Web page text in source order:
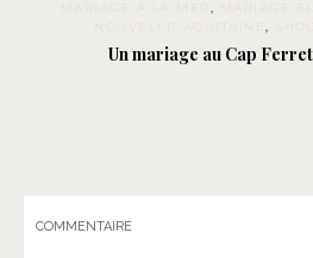
, MARIAGE
,
Un mariage au Cap
COMMENTAIRE